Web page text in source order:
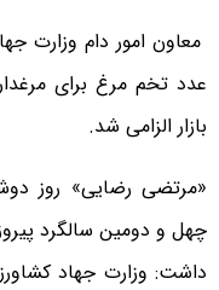
معاون امور دام وزارت
عدد تخم مرغ برای
بازار الزامی شد.
«مرتضی رضایی» روز
چهل و دومین سالگرد
داشت: وزارت جهاد